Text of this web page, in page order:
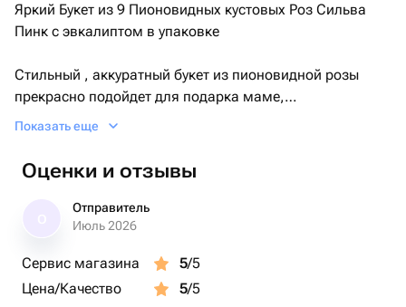
Яркий Букет из 9 Пионовидных кустовых Роз Сильва
Пинк с эвкалиптом в упаковке
Стильный , аккуратный букет из пионовидной розы
прекрасно подойдет для подарка маме,
девушке,коллеге😍
Показать еще
Оценки и отзывы
Отправитель
Июль 2026
Сервис магазина 5/5
Цена/Качество
5/5